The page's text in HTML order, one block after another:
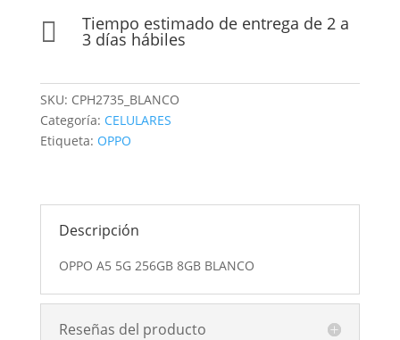
BLANCO
 Tiempo estimado de entrega de 2 a
3 días hábiles
SKU: CPH2735_BLANCO
Categoría: CELULARES
Etiqueta: OPPO
Descripción
OPPO A5 5G 256GB 8GB BLANCO
Reseñas del producto